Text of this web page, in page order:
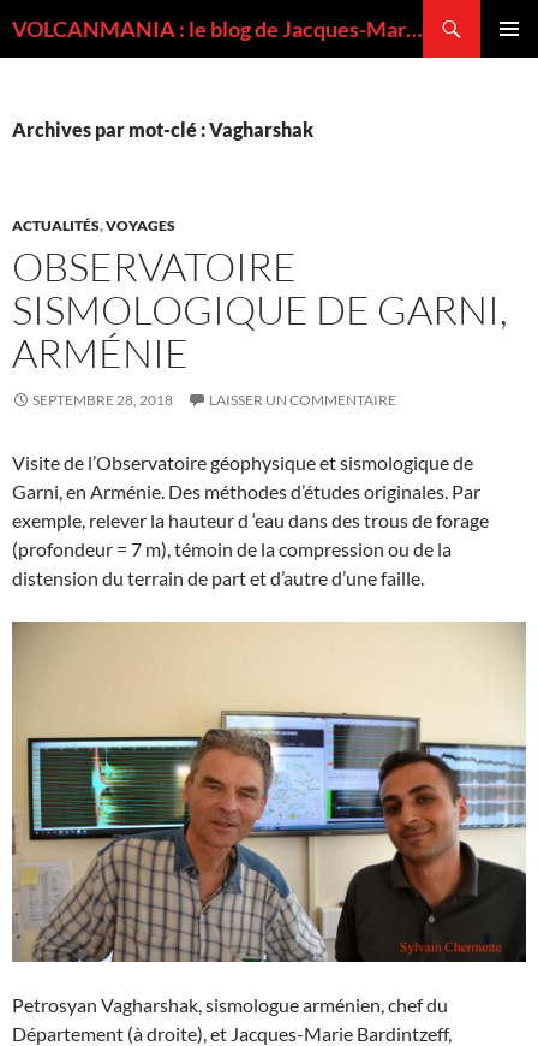
VOLCANMANIA : le blog de Jacques-Marie BARDINTZEFF, volcanologue
Archives par mot-clé : Vagharshak
ACTUALITÉS,VOYAGES
OBSERVATOIRE
SISMOLOGIQUE DE GARNI,
ARMÉNIE
SEPTEMBRE 28, 2018 LAISSER UN COMMENTAIRE
Visite de l’Observatoire géophysique et sismologique de
Garni, en Arménie. Des méthodes d’études originales. Par
exemple, relever la hauteur d ‘eau dans des trous de forage
(profondeur = 7 m), témoin de la compression ou de la
distension du terrain de part et d’autre d’une faille.
Petrosyan Vagharshak, sismologue arménien, chef du
Département (à droite), et Jacques-Marie Bardintzeff,